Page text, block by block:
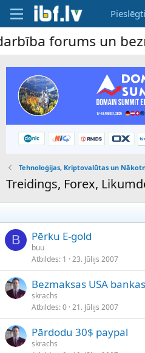
forums un
Tehnoloģijas, Kriptovalūtas un
Treidings, Forex,
B Pērku E-gold
buu
Atbildes 1 23. Jūlijs 2007
Bezmaksas USA
skrachs
Atbildes 0 21. Jūlijs 2007
Pārdodu 30$ paypal
skrachs